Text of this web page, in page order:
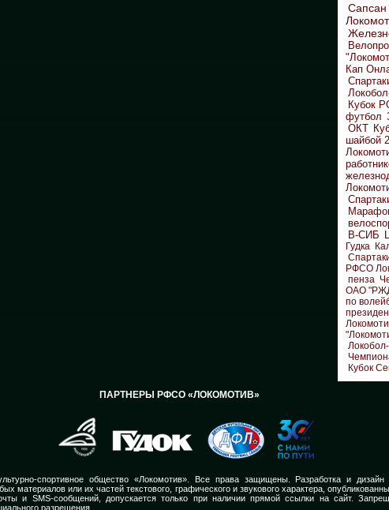
Сапсан
Кап
Кубок
футбол
ОКТ
шайбой
В-СИБ
Гудка
РФСО
пенза
ОАО
по
Кубок
ПАРТНЕРЫ РФСО «ЛОКОМОТИВ»
спортивное общество «Локомотив». Все права защищены. Разработка и
материалов или их частей текстового, графического и звукового характера,
и SMS-сообщений, допускается только при наличии прямой ссылки на сайт.
разрешения.